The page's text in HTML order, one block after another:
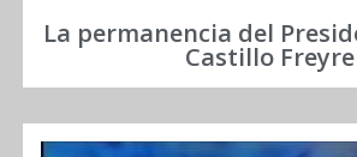
La permanencia del
Castillo Freyre